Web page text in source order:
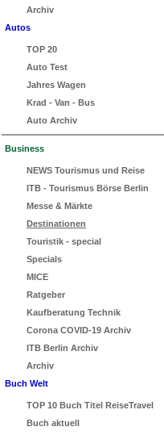
Archiv
Autos
TOP 20
Auto Test
Jahres Wagen
Krad - Van - Bus
Auto Archiv
Business
NEWS Tourismus und Reise
ITB - Tourismus Börse Berlin
Messe & Märkte
Destinationen
Touristik - special
Specials
MICE
Ratgeber
Kaufberatung Technik
Corona COVID-19 Archiv
ITB Berlin Archiv
Archiv
Buch Welt
TOP 10 Buch Titel ReiseTravel
Buch aktuell